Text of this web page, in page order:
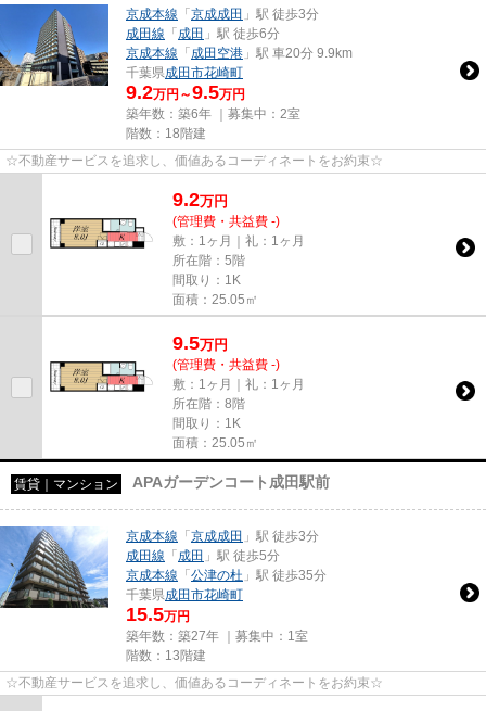
京成本線 「京成成田 」駅 徒歩3分
成田線 「成田 」駅 徒歩6分
京成本線 「成田空港 」駅 車20分 9.9km
千葉県成田市花崎町
9.2万円～9.5万円
築年数：築6年 ｜募集中： 2室
階数：18階建
☆不動産サービスを追求し、価値あるコーディネートをお約束☆
9.2万円
(管理費・共益費 -)
敷：1ヶ月｜礼：1ヶ月
所在階：5階
間取り：1K
面積：25.05㎡
9.5万円
(管理費・共益費 -)
敷：1ヶ月｜礼：1ヶ月
所在階：8階
間取り：1K
面積：25.05㎡
賃貸｜マンション APAガーデンコート成田駅前
京成本線 「京成成田 」駅 徒歩3分
成田線 「成田 」駅 徒歩5分
京成本線 「公津の杜 」駅 徒歩35分
千葉県成田市花崎町
15.5万円
築年数：築27年 ｜募集中： 1室
階数：13階建
☆不動産サービスを追求し、価値あるコーディネートをお約束☆